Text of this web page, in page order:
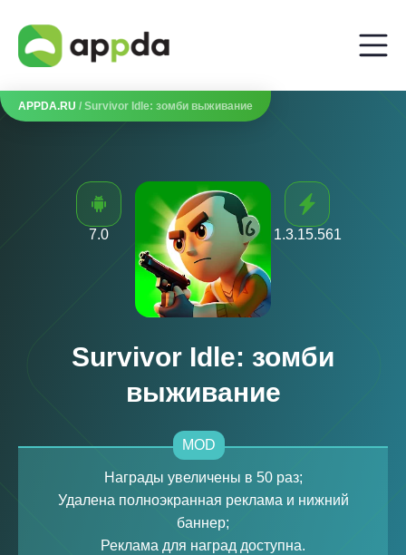
APPDA.RU / Survivor Idle: зомби выживание
7.0 1.3.15.561
Survivor Idle: зомби
выживание
MOD
Награды увеличены в 50 раз;
Удалена полноэкранная реклама и нижний
баннер;
Реклама для наград доступна.